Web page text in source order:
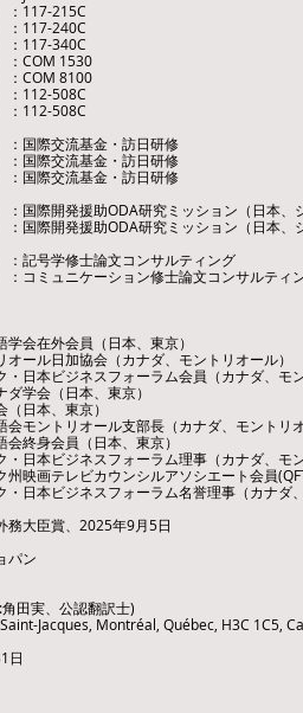
：117-215C
：117-240C
：117-340C
：COM 1530
：COM 8100
：112-508C
：112-508C
：国際交流基金・訪日研修
：国際交流基金・訪日研修
：国際交流基金・訪日研修
：国際開発援助ODA研究ミッション（日本、
：国際開発援助ODA研究ミッション（日本
：記号学修士論文コンサルティング
：コミュニケーション修士論文コンサルティ
学会在外会員（日本、東京）
オール日加協会（カナダ、モントリオール）
・日本ビジネスフォーラム会員（カナダ、モ
学会（日本、東京）
日本、東京）
会モントリオール支部長（カナダ、モントリ
会終身会員（日本、東京）
・日本ビジネスフォーラム理事（カナダ、モ
州映画テレビカウンシルアソシエート会員
・日本ビジネスフォーラム名誉理事（カナダ
務大臣賞、2025年9月5日
パン
田実、公認翻訳士)
Jacques, Montréal, Québec, H3C 1C5,
日